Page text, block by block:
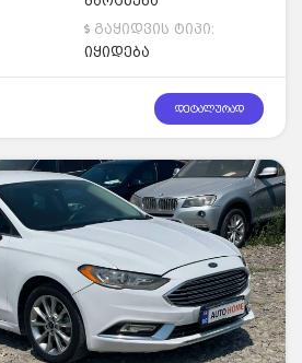
გაყიდვის ტიპი:
იყიდება
დეტალურად